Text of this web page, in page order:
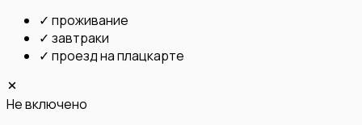
✓ проживание
✓ завтраки
✓ проезд на плацкарте
Не включено